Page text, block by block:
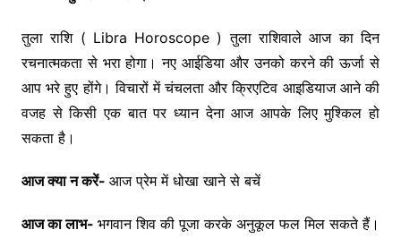
तुला राशि ( Libra Horoscope ) तुला राशिवाले आज का दिन
रचनात्मकता से भरा होगा। नए आईडिया और उनको करने की ऊर्जा से
आप भरे हुए होंगे। विचारों में चंचलता और क्रिएटिव आइडियाज आने की
वजह से किसी एक बात पर ध्यान देना आज आपके लिए मुश्किल हो
सकता है।
आज क्या न करें- आज प्रेम में धोखा खाने से बचें
आज का लाभ- भगवान शिव की पूजा करके अनुकूल फल मिल सकते हैं।